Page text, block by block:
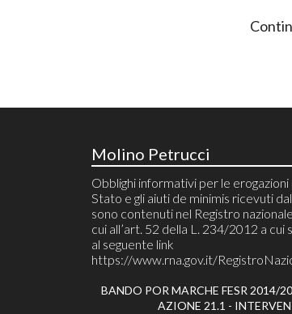
Molino Petrucci
Obblighi informativi per le erogazioni
Stato e gli aiuti de minimis ricevuti
sono contenuti nel Registro
cui all’art. 52 della L. 234/2012 a cui
al seguente link
https://www.rna.gov.it/
BANDO POR MARCHE FESR 2014/
AZIONE 21.1 -